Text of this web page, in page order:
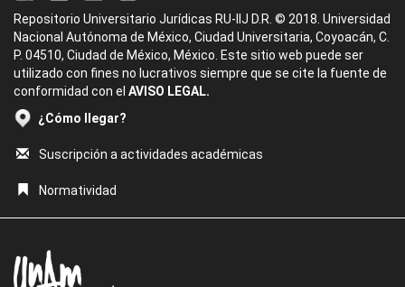
Repositorio Universitario Jurídicas RU-IIJ D.R. © 2018. Universidad
Nacional Autónoma de México, Ciudad Universitaria, Coyoacán, C.
P. 04510, Ciudad de México, México. Este sitio web puede ser
utilizado con fines no lucrativos siempre que se cite la fuente de
conformidad con el AVISO LEGAL.
¿Cómo llegar?
Suscripción a actividades académicas
Normatividad